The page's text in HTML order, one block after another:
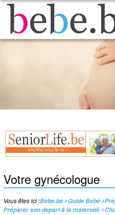
Votre gynécologue
Vous êtes ici :Bebe.be Guide Bébé
Préparer son depart à la maternité